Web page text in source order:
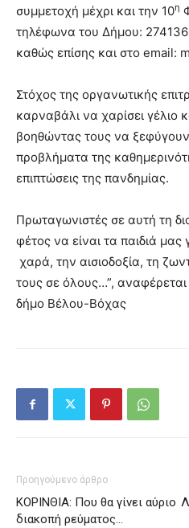
συμμετοχή μέχρι και την 10η
τηλέφωνα του Δήμου:
καθώς επίσης και στο email:
Στόχος της οργανωτικής
καρναβάλι να χαρίσει γέλιο
βοηθώντας τους να
προβλήματα της
επιπτώσεις της πανδημίας.
Πρωταγωνιστές σε αυτή τη
φέτος να είναι τα παιδιά
χαρά, την αισιοδοξία, τη
τους σε όλους…”,
δήμο Βέλου-Βόχας
Προηγούμενο άρθρο
ΚΟΡΙΝΘΙΑ: Που θα γίνει αύριο
διακοπή ρεύματος…